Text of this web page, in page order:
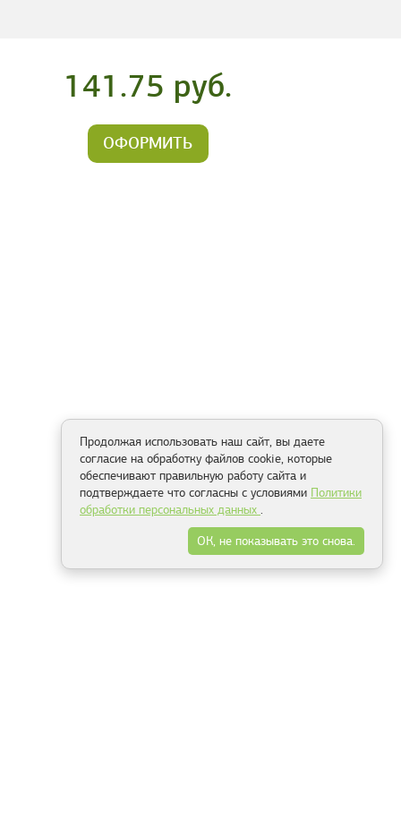
141.75 руб.
ОФОРМИТЬ
Продолжая использовать наш сайт, вы даете
согласие на обработку файлов cookie, которые
обеспечивают правильную работу сайта и
подтверждаете что согласны с условиями Политики
обработки персональных данных .
ОК, не показывать это снова.